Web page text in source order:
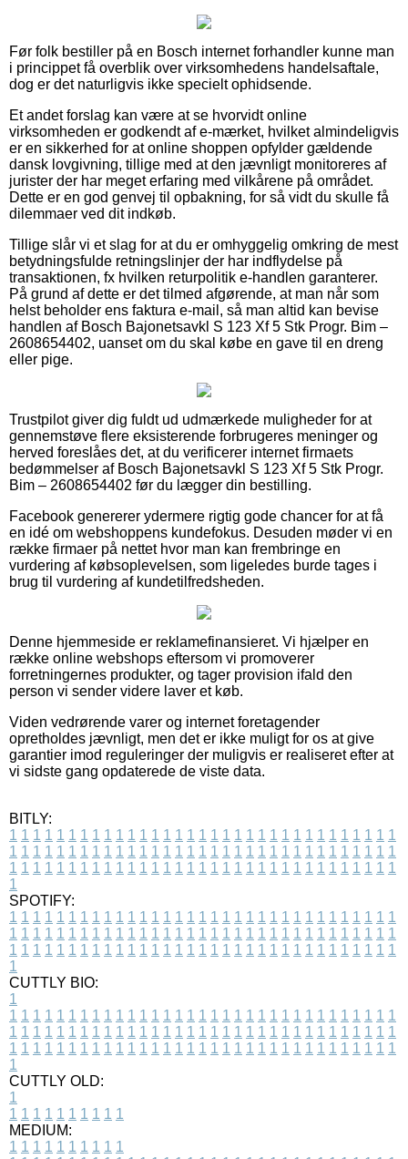
Før folk bestiller på en Bosch internet forhandler kunne man
i princippet få overblik over virksomhedens handelsaftale,
dog er det naturligvis ikke specielt ophidsende.
Et andet forslag kan være at se hvorvidt online
virksomheden er godkendt af e-mærket, hvilket almindeligvis
er en sikkerhed for at online shoppen opfylder gældende
dansk lovgivning, tillige med at den jævnligt monitoreres af
jurister der har meget erfaring med vilkårene på området.
Dette er en god genvej til opbakning, for så vidt du skulle få
dilemmaer ved dit indkøb.
Tillige slår vi et slag for at du er omhyggelig omkring de mest
betydningsfulde retningslinjer der har indflydelse på
transaktionen, fx hvilken returpolitik e-handlen garanterer.
På grund af dette er det tilmed afgørende, at man når som
helst beholder ens faktura e-mail, så man altid kan bevise
handlen af Bosch Bajonetsavkl S 123 Xf 5 Stk Progr. Bim –
2608654402, uanset om du skal købe en gave til en dreng
eller pige.
Trustpilot giver dig fuldt ud udmærkede muligheder for at
gennemstøve flere eksisterende forbrugeres meninger og
herved foreslåes det, at du verificerer internet firmaets
bedømmelser af Bosch Bajonetsavkl S 123 Xf 5 Stk Progr.
Bim – 2608654402 før du lægger din bestilling.
Facebook genererer ydermere rigtig gode chancer for at få
en idé om webshoppens kundefokus. Desuden møder vi en
række firmaer på nettet hvor man kan frembringe en
vurdering af købsoplevelsen, som ligeledes burde tages i
brug til vurdering af kundetilfredsheden.
Denne hjemmeside er reklamefinansieret. Vi hjælper en
række online webshops eftersom vi promoverer
forretningernes produkter, og tager provision ifald den
person vi sender videre laver et køb.
Viden vedrørende varer og internet foretagender
opretholdes jævnligt, men det er ikke muligt for os at give
garantier imod reguleringer der muligvis er realiseret efter at
vi sidste gang opdaterede de viste data.
BITLY:
1 1 1 1 1 1 1 1 1 1 1 1 1 1 1 1 1 1 1 1 1 1 1 1 1 1 1 1 1 1 1 1 1
1 1 1 1 1 1 1 1 1 1 1 1 1 1 1 1 1 1 1 1 1 1 1 1 1 1 1 1 1 1 1 1 1
1 1 1 1 1 1 1 1 1 1 1 1 1 1 1 1 1 1 1 1 1 1 1 1 1 1 1 1 1 1 1 1 1
1
SPOTIFY:
1 1 1 1 1 1 1 1 1 1 1 1 1 1 1 1 1 1 1 1 1 1 1 1 1 1 1 1 1 1 1 1 1
1 1 1 1 1 1 1 1 1 1 1 1 1 1 1 1 1 1 1 1 1 1 1 1 1 1 1 1 1 1 1 1 1
1 1 1 1 1 1 1 1 1 1 1 1 1 1 1 1 1 1 1 1 1 1 1 1 1 1 1 1 1 1 1 1 1
1
CUTTLY BIO:
1
1 1 1 1 1 1 1 1 1 1 1 1 1 1 1 1 1 1 1 1 1 1 1 1 1 1 1 1 1 1 1 1 1
1 1 1 1 1 1 1 1 1 1 1 1 1 1 1 1 1 1 1 1 1 1 1 1 1 1 1 1 1 1 1 1 1
1 1 1 1 1 1 1 1 1 1 1 1 1 1 1 1 1 1 1 1 1 1 1 1 1 1 1 1 1 1 1 1 1
1
CUTTLY OLD:
1
1 1 1 1 1 1 1 1 1 1
MEDIUM:
1 1 1 1 1 1 1 1 1 1